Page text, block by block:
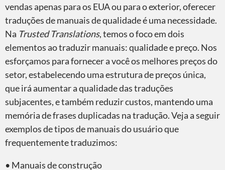
vendas apenas para os EUA ou para o exterior, oferecer
traduções de manuais de qualidade é uma necessidade.
Na Trusted Translations, temos o foco em dois
elementos ao traduzir manuais: qualidade e preço. Nos
esforçamos para fornecer a você os melhores preços do
setor, estabelecendo uma estrutura de preços única,
que irá aumentar a qualidade das traduções
subjacentes, e também reduzir custos, mantendo uma
memória de frases duplicadas na tradução. Veja a seguir
exemplos de tipos de manuais do usuário que
frequentemente traduzimos:
• Manuais de construção